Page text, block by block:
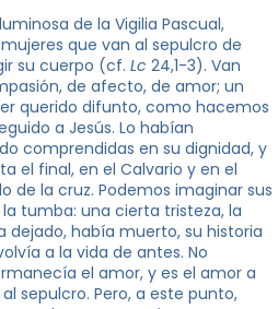
de la Vigilia Pascual,
que van al sepulcro de
su cuerpo (cf. Lc 24,1-3). Van
de afecto, de amor; un
querido difunto, como hacemos
a Jesús. Lo habían
comprendidas en su dignidad, y
el final, en el Calvario y en el
de la cruz. Podemos imaginar sus
tumba: una cierta tristeza, la
dejado, había muerto, su historia
a la vida de antes. No
el amor, y es el amor a
sepulcro. Pero, a este punto,